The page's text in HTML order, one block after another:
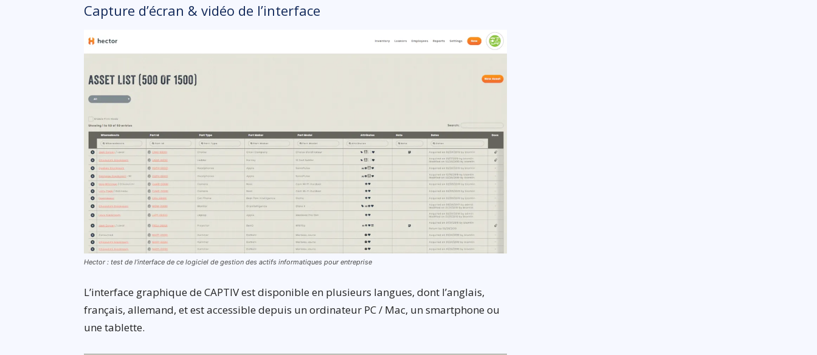
Capture d’écran & vidéo de l’interface
Hector : test de l’interface de ce logiciel de gestion des actifs informatiques pour entreprise
L’interface graphique de CAPTIV est disponible en plusieurs langues, dont l’anglais,
français, allemand, et est accessible depuis un ordinateur PC / Mac, un smartphone ou
une tablette.